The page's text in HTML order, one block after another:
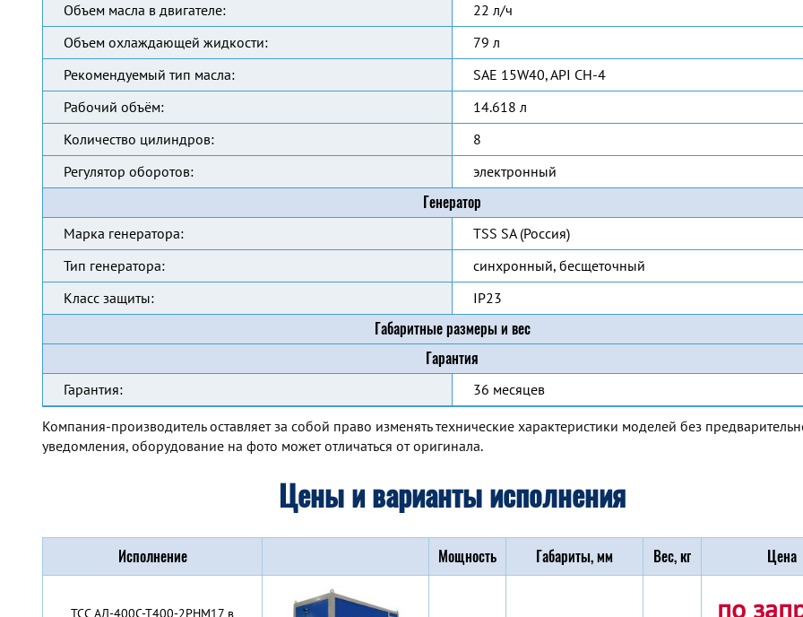
Объем масла в двигателе:
22 л/ч
Объем охлаждающей жидкости:
79 л
Рекомендуемый тип масла:
SAE 15W40, API CH-4
Рабочий объём:
14.618 л
Количество цилиндров:
8
Регулятор оборотов:
электронный
Генератор
Марка генератора:
TSS SA (Россия)
Тип генератора:
синхронный, бесщеточный
Класс защиты:
IP23
Габаритные размеры и вес
Гарантия
Гарантия: 36 месяцев
Компания-производитель оставляет за собой право изменять технические характеристики моделей без
уведомления, оборудование на фото может отличаться от оригинала.
Цены и варианты исполнения
Исполнение Мощность Габариты, мм Вес, кг Цена
TCC АД-400С-Т400-2РНМ17 в
по